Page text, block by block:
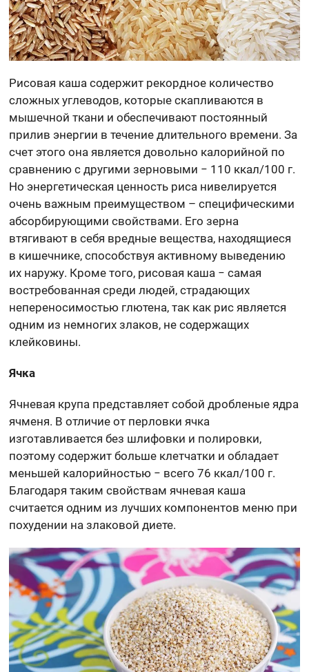
Рисовая каша содержит рекордное количество
сложных углеводов, которые скапливаются в
мышечной ткани и обеспечивают постоянный
прилив энергии в течение длительного времени. За
счет этого она является довольно калорийной по
сравнению с другими зерновыми − 110 ккал/100 г.
Но энергетическая ценность риса нивелируется
очень важным преимуществом – специфическими
абсорбирующими свойствами. Его зерна
втягивают в себя вредные вещества, находящиеся
в кишечнике, способствуя активному выведению
их наружу. Кроме того, рисовая каша − самая
востребованная среди людей, страдающих
непереносимостью глютена, так как рис является
одним из немногих злаков, не содержащих
клейковины.
Ячка
Ячневая крупа представляет собой дробленые ядра
ячменя. В отличие от перловки ячка
изготавливается без шлифовки и полировки,
поэтому содержит больше клетчатки и обладает
меньшей калорийностью − всего 76 ккал/100 г.
Благодаря таким свойствам ячневая каша
считается одним из лучших компонентов меню при
похудении на злаковой диете.